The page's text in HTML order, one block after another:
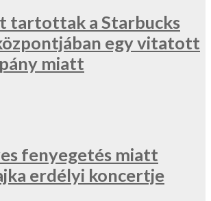
tartottak a Starbucks
egy vitatott
miatt
fenyegetés miatt
erdélyi koncertje